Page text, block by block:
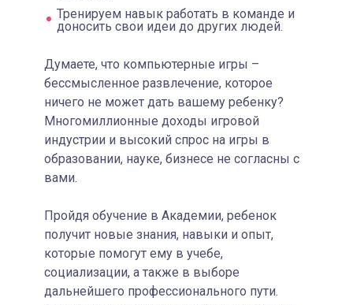
Тренируем навык работать в команде и
доносить свои идеи до других людей.
Думаете, что компьютерные игры –
бессмысленное развлечение, которое
ничего не может дать вашему ребенку?
Многомиллионные доходы игровой
индустрии и высокий спрос на игры в
образовании, науке, бизнесе не согласны с
вами.
Пройдя обучение в Академии, ребенок
получит новые знания, навыки и опыт,
которые помогут ему в учебе,
социализации, а также в выборе
дальнейшего профессионального пути.